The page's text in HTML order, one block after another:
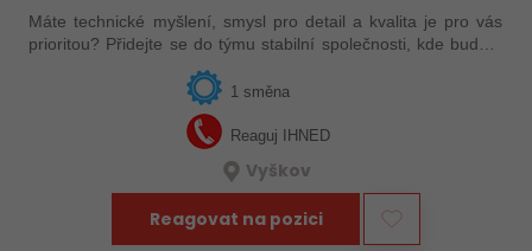
Máte technické myšlení, smysl pro detail a kvalita je pro vás
prioritou? Přidejte se do týmu stabilní společnosti, kde budete
mít možnost podílet se na zajištění kvality výroby a
1 směna
Reaguj IHNED
Vyškov
Reagovat na pozici